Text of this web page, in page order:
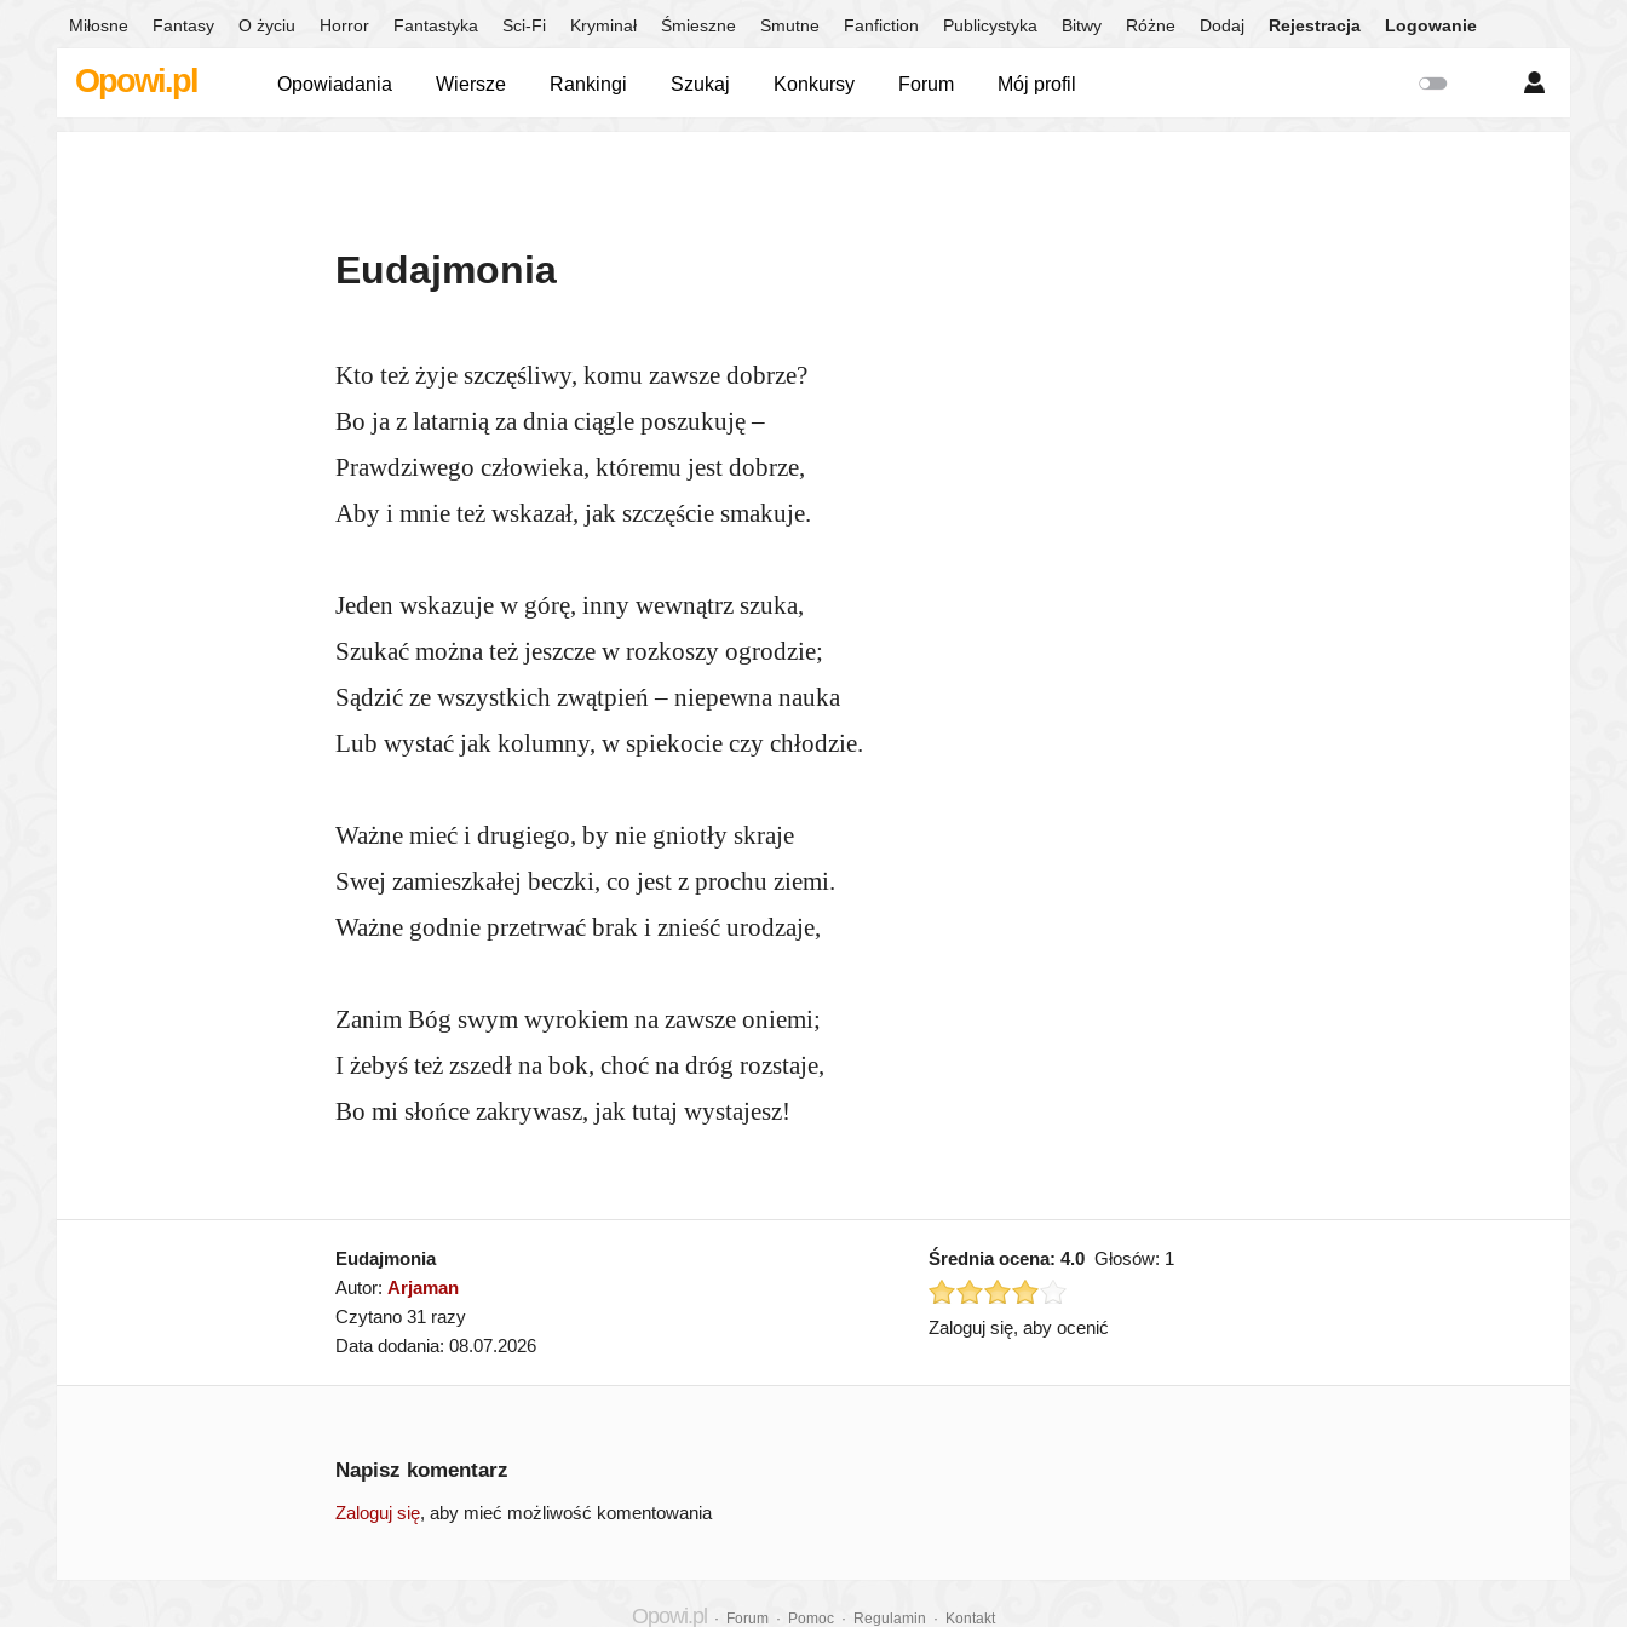
Miłosne Fantasy O życiu Horror Fantastyka Sci-Fi Kryminał Śmieszne Smutne Fanfiction Publicystyka Bitwy Różne Dodaj Rejestracja Logowanie
Opowi.pl Opowiadania Wiersze Rankingi Szukaj Konkursy Forum Mój profil
Eudajmonia
Kto też żyje szczęśliwy, komu zawsze dobrze?
Bo ja z latarnią za dnia ciągle poszukuję –
Prawdziwego człowieka, któremu jest dobrze,
Aby i mnie też wskazał, jak szczęście smakuje.
Jeden wskazuje w górę, inny wewnątrz szuka,
Szukać można też jeszcze w rozkoszy ogrodzie;
Sądzić ze wszystkich zwątpień – niepewna nauka
Lub wystać jak kolumny, w spiekocie czy chłodzie.
Ważne mieć i drugiego, by nie gniotły skraje
Swej zamieszkałej beczki, co jest z prochu ziemi.
Ważne godnie przetrwać brak i znieść urodzaje,
Zanim Bóg swym wyrokiem na zawsze oniemi;
I żebyś też zszedł na bok, choć na dróg rozstaje,
Bo mi słońce zakrywasz, jak tutaj wystajesz!
Eudajmonia
Autor: Arjaman
Czytano 31 razy
Data dodania: 08.07.2026
Średnia ocena: 4.0 Głosów: 1
Zaloguj się, aby ocenić
Napisz komentarz
Zaloguj się, aby mieć możliwość komentowania
Opowi.pl · Forum · Pomoc · Regulamin · Kontakt